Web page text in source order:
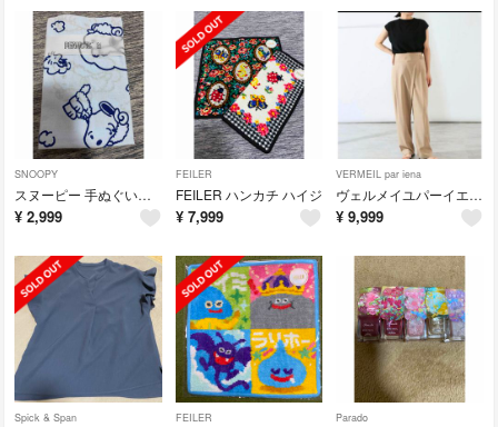
SNOOPY
スヌーピー 手ぬぐい 三越銀座
¥ 2,999
FEILER
FEILER ハンカチ ハイジ
¥ 7,999
VERMEIL par iena
ヴェルメイユパーイエナ アシンメトリーパンツ
¥ 9,999
Spick & Span FEILER Parado